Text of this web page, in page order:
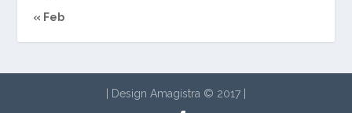
« Feb
| Design Amagistra © 2017